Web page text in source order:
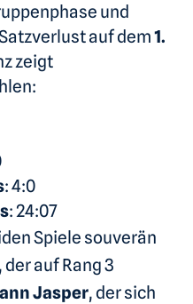
und
auf dem1.
zeigt
: 4:0
: 24:07
Spiele souverän
, der auf Rang 3
Jasper, der sich